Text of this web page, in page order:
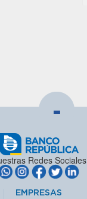
-
Redes Sociales
EMPRESAS